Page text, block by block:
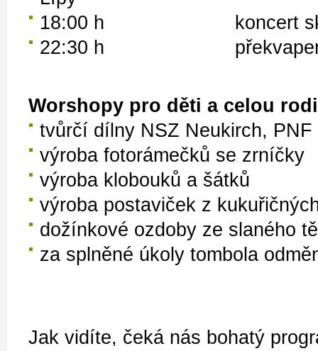
18:00 h koncert
22:30 h překvapení
Worshopy pro děti a celou
tvůrčí dílny NSZ Neukirch, PNF
výroba fotorámečků se zrníčky
výroba klobouků a šátků
výroba postaviček z
dožínkové ozdoby ze slaného
za splněné úkoly tombola
Jak vidíte, čeká nás bohatý